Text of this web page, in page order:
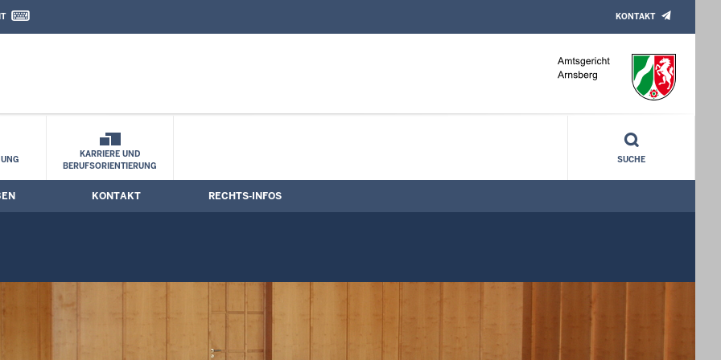
Kontaktformular
KONTAKT
KARRIERE UND
BERUFSORIENTIERUNG
SUCHE
KONTAKT RECHTS-INFOS